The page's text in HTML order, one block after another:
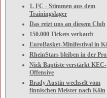
1. FC - Stimmen aus dem
Trainingslager
Das reizt uns an diesem Club
150.000 Tickets verkauft
EuroBasket-Minifestival in
RheinStars bleiben in der
Nick Baptiste verstärkt KEC-
Offensive
Brady Austin wechselt vom
finnischen Meister nach Köln